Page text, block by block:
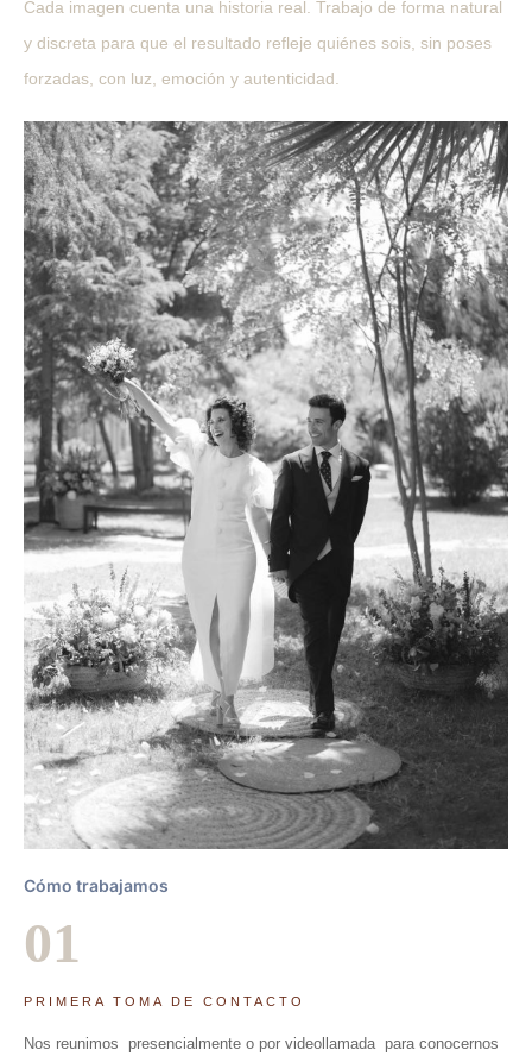
Cada imagen cuenta una historia real. Trabajo de forma natural
y discreta para que el resultado refleje quiénes sois, sin poses
forzadas, con luz, emoción y autenticidad.
Cómo trabajamos
01
PRIMERA TOMA DE CONTACTO
Nos reunimos presencialmente o por videollamada para conocernos